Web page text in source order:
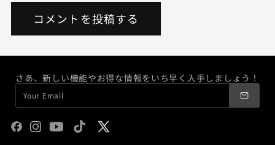
さあ、新しい機能やお得な情報をいち早く入手しましょう！
Facebook
Instagram
YouTubeTikTok
X